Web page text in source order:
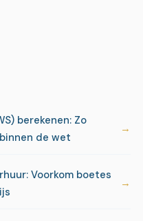
berekenen: Zo
de wet
Voorkom boetes